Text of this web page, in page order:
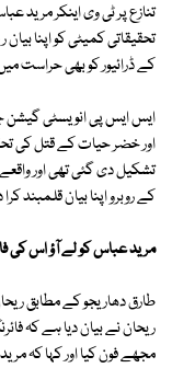
تحقیقاتی کمیٹی کو اپنا
کے ڈرائیور کو بھی حراست
ایس ایس پی انویسٹی گیشن
اور خضر حیات کے قتل کی
تشکیل دی گئی تھی اور
کے روبرو اپنا بیان قلمبند
مرید عباس کو لے آؤ اس کی
ریحان نے بیان دیا ہے کہ
مجھے فون کیا اور کہا کہ